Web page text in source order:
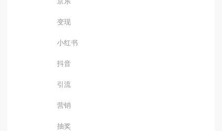
变现
小红书
抖音
引流
营销
抽奖